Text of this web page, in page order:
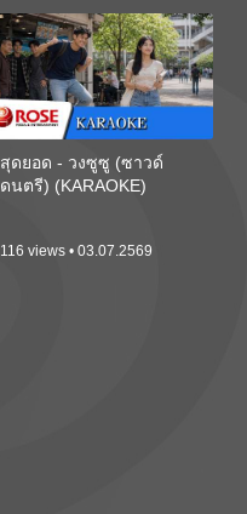
สุดยอด - วงซูซู (ซาวด์
ดนตรี) (KARAOKE)
116 views • 03.07.2569